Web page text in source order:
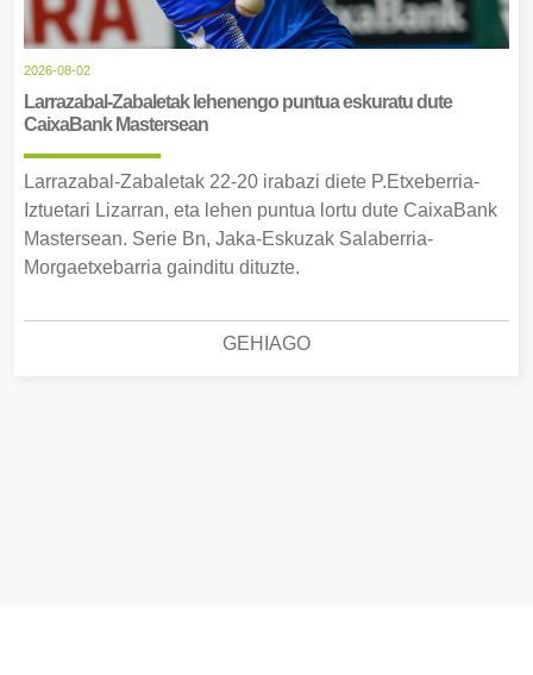
2026-08-02
Larrazabal-Zabaletak lehenengo puntua eskuratu dute
CaixaBank Mastersean
Larrazabal-Zabaletak 22-20 irabazi diete P.Etxeberria-
Iztuetari Lizarran, eta lehen puntua lortu dute CaixaBank
Mastersean. Serie Bn, Jaka-Eskuzak Salaberria-
Morgaetxebarria gainditu dituzte.
GEHIAGO